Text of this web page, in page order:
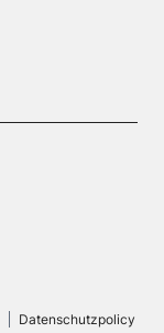
Datenschutzpolicy